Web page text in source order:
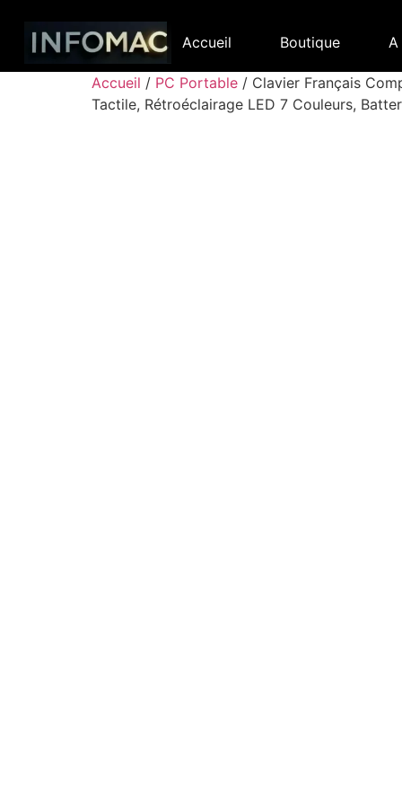
Accueil Boutique A
Accueil / PC Portable / Clavier Français
Tactile, Rétroéclairage LED 7 Couleurs,